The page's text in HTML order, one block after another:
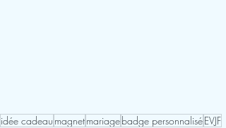
idée cadeau magnetmariagebadge personnaliséEVJF